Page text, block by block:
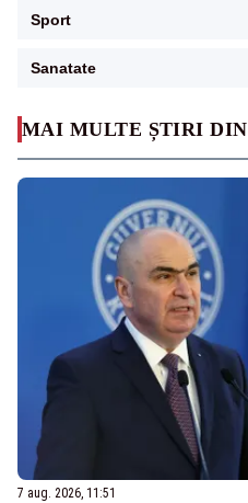
MAI MULTE ȘTIRI DIN
7 aug. 2026, 11:51
Sport
Sanatate